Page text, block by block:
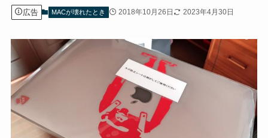
広告 MACが壊れたとき 2018年10月26日 2023年4月30日